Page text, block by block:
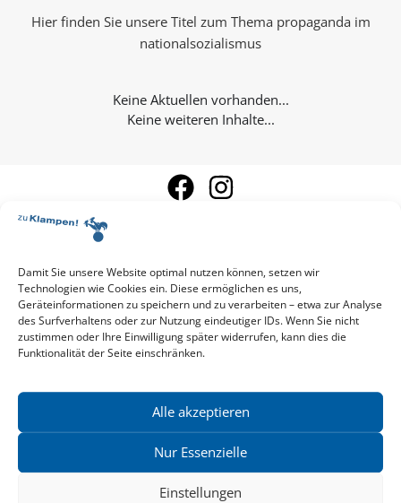
Damit Sie unsere Website optimal nutzen können, setzen wir
Technologien wie Cookies ein. Diese ermöglichen es uns,
Geräteinformationen zu speichern und zu verarbeiten – etwa zur Analyse
des Surfverhaltens oder zur Nutzung eindeutiger IDs. Wenn Sie nicht
zustimmen oder Ihre Einwilligung später widerrufen, kann dies die
Funktionalität der Seite einschränken.
Alle akzeptieren
Nur Essenzielle
Einstellungen
Hier finden Sie unsere Titel zum Thema propaganda im
nationalsozialismus
Keine weiteren Inhalte...
Aktuelle Vorschau
Entdecken Sie das aktuelle zu-Klampen!-Verlagsprogramm.
Hier finden Sie die Verlagsvorschau – einfach direkt online
reinlesen oder herunterladen.
Newsletter
News zu aktuellen Neuheiten und Nachrichten im zu Klampen!
Verlag – jederzeit wieder abbestellbar.